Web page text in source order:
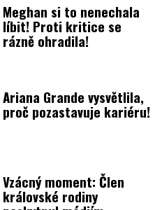
Meghan si to nenechala
líbit! Proti kritice se
rázně ohradila!
Ariana Grande vysvětlila,
proč pozastavuje kariéru!
Vzácný moment: Člen
královské rodiny